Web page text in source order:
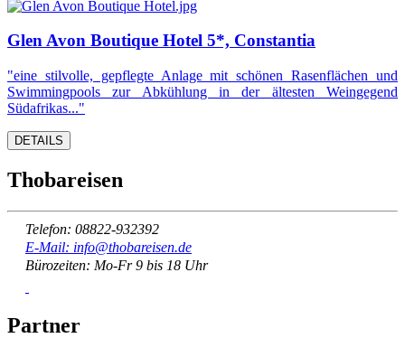
Glen Avon Boutique Hotel 5*, Constantia
"eine stilvolle, gepflegte Anlage mit schönen Rasenflächen und
Swimmingpools zur Abkühlung in der ältesten Weingegend
Südafrikas..."
DETAILS
Thobareisen
Telefon: 08822-932392
E-Mail: info@thobareisen.de
Bürozeiten: Mo-Fr 9 bis 18 Uhr
Partner